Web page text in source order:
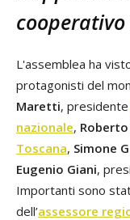
L'assemblea ha
protagonisti del
Maretti, presidente
nazionale,
Toscana, Simone
Eugenio Giani,
Importanti sono
dell’assessore